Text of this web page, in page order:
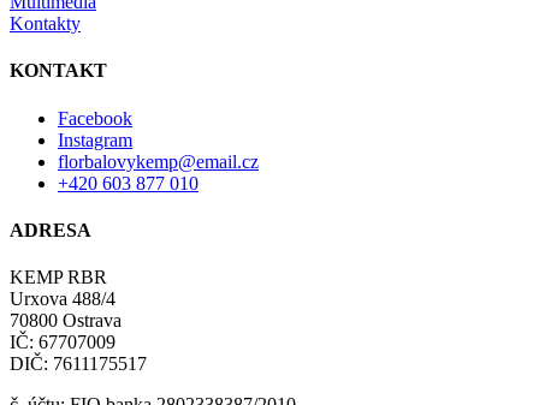
Kontakty
KONTAKT
Facebook
Instagram
florbalovykemp@email.cz
+420 603 877 010
ADRESA
KEMP RBR
Urxova 488/4
70800 Ostrava
IČ: 67707009
DIČ: 7611175517